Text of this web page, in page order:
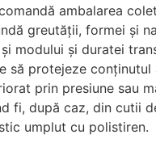
ambalarea
greutății, formei și
modului și duratei
să protejeze conținutul
prin presiune sau
fi, după caz, din cutii
umplut cu polistiren.